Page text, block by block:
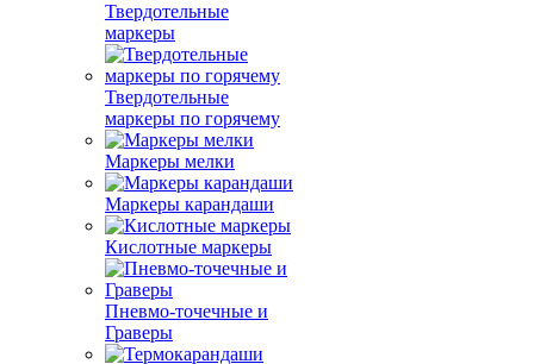
Твердотельные
маркеры
Твердотельные
маркеры по горячему
Маркеры мелки
Маркеры карандаши
Кислотные маркеры
Пневмо-точечные и
Граверы